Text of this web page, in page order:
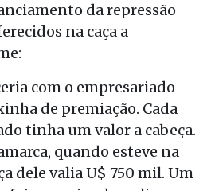
da repressão
na caça a
com o empresariado
de premiação. Cada
tinha um valor a cabeça.
quando esteve na
dele valia U$ 750 mil. Um